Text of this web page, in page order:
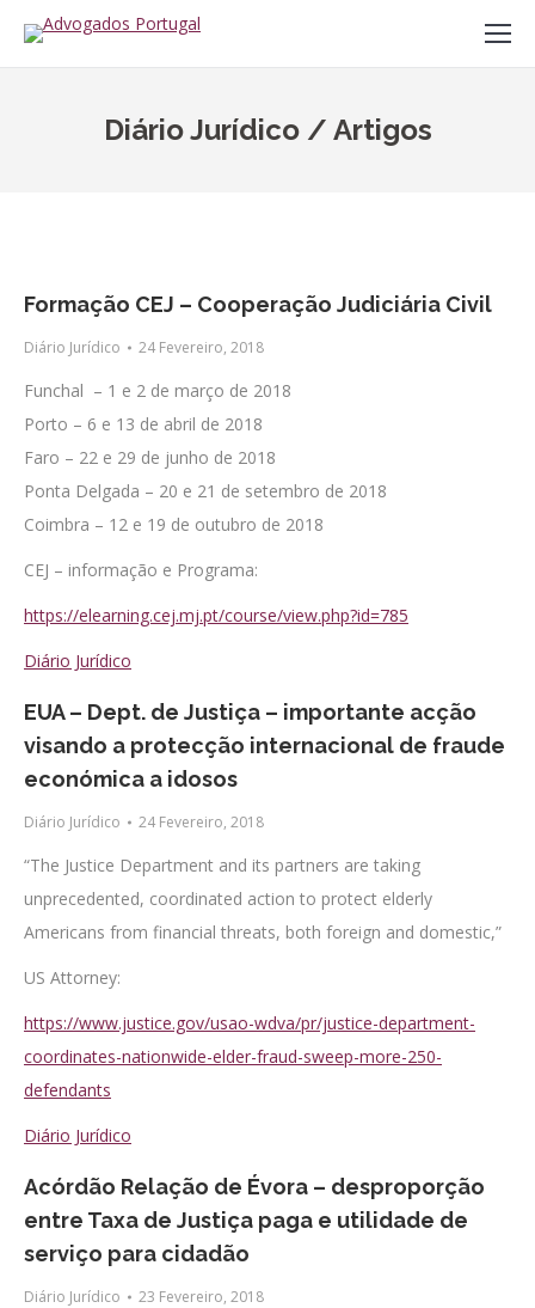
Diário Jurídico / Artigos
Formação CEJ – Cooperação Judiciária Civil
Diário Jurídico 24 Fevereiro, 2018
Funchal – 1 e 2 de março de 2018
Porto – 6 e 13 de abril de 2018
Faro – 22 e 29 de junho de 2018
Ponta Delgada – 20 e 21 de setembro de 2018
Coimbra – 12 e 19 de outubro de 2018
CEJ – informação e Programa:
https://elearning.cej.mj.pt/course/view.php?id=785
Diário Jurídico
EUA – Dept. de Justiça – importante acção
visando a protecção internacional de fraude
económica a idosos
Diário Jurídico 24 Fevereiro, 2018
“The Justice Department and its partners are taking
unprecedented, coordinated action to protect elderly
Americans from financial threats, both foreign and domestic,”
US Attorney:
https://www.justice.gov/usao-wdva/pr/justice-department-
coordinates-nationwide-elder-fraud-sweep-more-250-
defendants
Diário Jurídico
Acórdão Relação de Évora – desproporção
entre Taxa de Justiça paga e utilidade de
serviço para cidadão
Diário Jurídico 23 Fevereiro, 2018